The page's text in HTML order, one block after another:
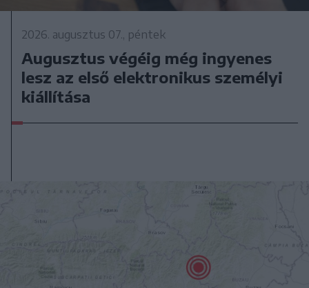
2026. augusztus 07., péntek
Augusztus végéig még ingyenes
lesz az első elektronikus személyi
kiállítása